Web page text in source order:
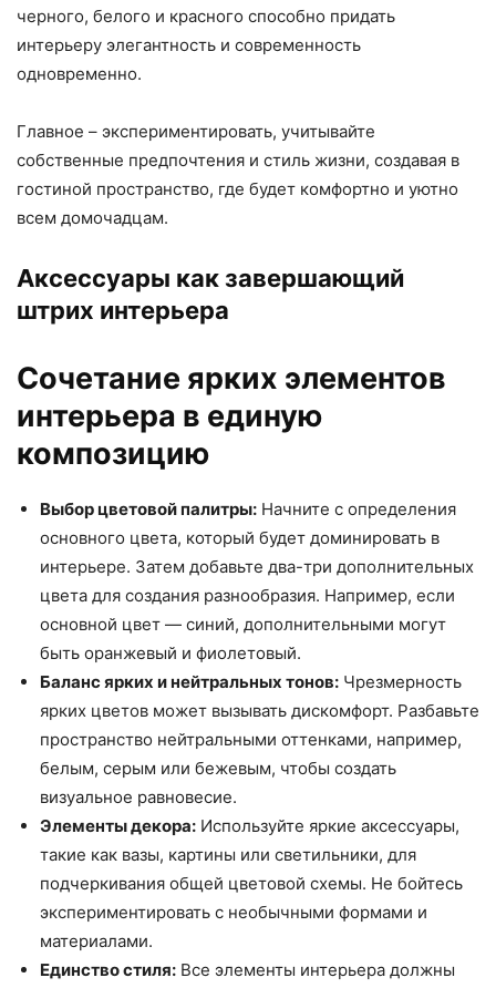
черного, белого и красного способно придать
интерьеру элегантность и современность
одновременно.
Главное – экспериментировать, учитывайте
собственные предпочтения и стиль жизни, создавая в
гостиной пространство, где будет комфортно и уютно
всем домочадцам.
Аксессуары как завершающий
штрих интерьера
Сочетание ярких элементов
интерьера в единую
композицию
Выбор цветовой палитры: Начните с определения
основного цвета, который будет доминировать в
интерьере. Затем добавьте два-три дополнительных
цвета для создания разнообразия. Например, если
основной цвет — синий, дополнительными могут
быть оранжевый и фиолетовый.
Баланс ярких и нейтральных тонов: Чрезмерность
ярких цветов может вызывать дискомфорт. Разбавьте
пространство нейтральными оттенками, например,
белым, серым или бежевым, чтобы создать
визуальное равновесие.
Элементы декора: Используйте яркие аксессуары,
такие как вазы, картины или светильники, для
подчеркивания общей цветовой схемы. Не бойтесь
экспериментировать с необычными формами и
материалами.
Единство стиля: Все элементы интерьера должны